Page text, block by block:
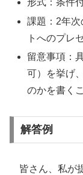
形式：条件
課題：2年次
トへのプレ
留意事項：
可）を挙げ
のかを書く
解答例
皆さん、私が